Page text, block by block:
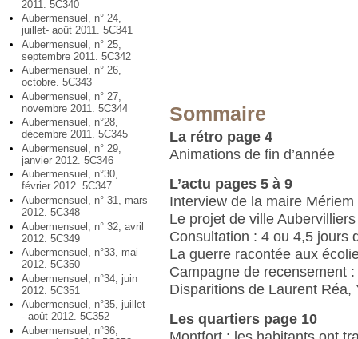
2011. 5C340
Aubermensuel, n° 24,
juillet- août 2011. 5C341
Aubermensuel, n° 25,
septembre 2011. 5C342
Aubermensuel, n° 26,
octobre. 5C343
Aubermensuel, n° 27,
novembre 2011. 5C344
Aubermensuel, n°28,
décembre 2011. 5C345
Aubermensuel, n° 29,
janvier 2012. 5C346
Aubermensuel, n°30,
février 2012. 5C347
Aubermensuel, n° 31, mars
2012. 5C348
Aubermensuel, n° 32, avril
2012. 5C349
Aubermensuel, n°33, mai
2012. 5C350
Aubermensuel, n°34, juin
2012. 5C351
Aubermensuel, n°35, juillet
- août 2012. 5C352
Aubermensuel, n°36,
Sommaire
La rétro page 4
Animations de fin d’année
L’actu pages 5 à 9
Interview de la maire
Le projet de ville
Consultation : 4 ou 4,5 jours
La guerre racontée aux
Campagne de recensement
Disparitions de Laurent
Les quartiers page 10